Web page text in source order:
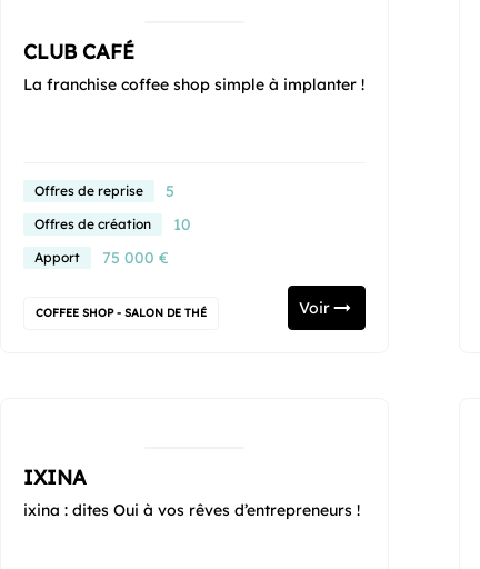
CLUB CAFÉ
La franchise coffee shop simple à implanter !
Offres de reprise 5
Offres de création 10
Apport 75 000 €
COFFEE SHOP - SALON DE THÉ Voir
IXINA
ixina : dites Oui à vos rêves d’entrepreneurs !